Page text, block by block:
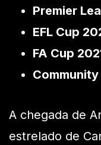
Premier
EFL Cup
FA Cup
A chegada de
estrelado de